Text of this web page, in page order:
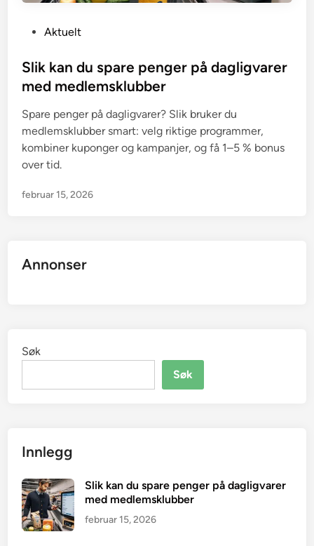
s
t
d
i
n
Aktuelt
Slik kan du spare penger på dagligvarer
med medlemsklubber
Spare penger på dagligvarer? Slik bruker du
medlemsklubber smart: velg riktige programmer,
kombiner kuponger og kampanjer, og få 1–5 % bonus
over tid.
februar 15, 2026
Annonser
Søk
Søk
Innlegg
Slik kan du spare penger på dagligvarer
med medlemsklubber
februar 15, 2026